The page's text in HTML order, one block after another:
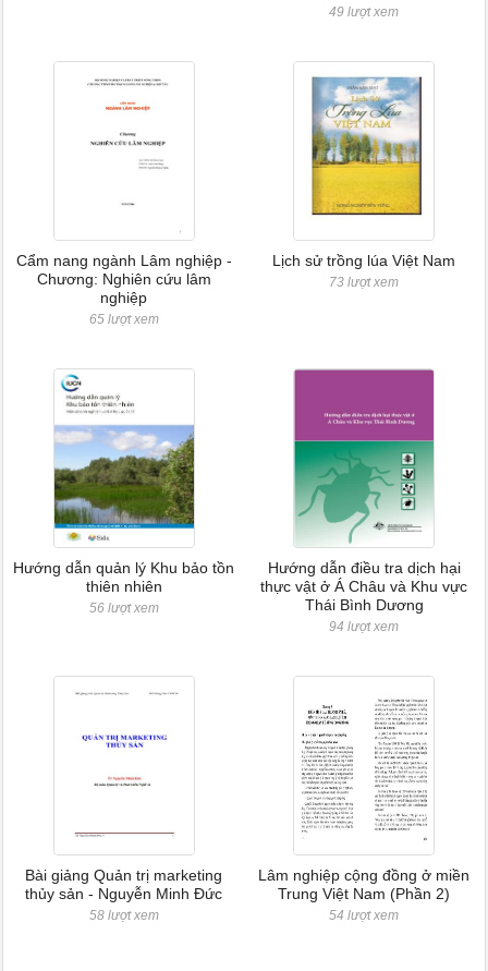
49 lượt xem
Cẩm nang ngành Lâm nghiệp -
Chương: Nghiên cứu lâm
nghiệp
65 lượt xem
Lịch sử trồng lúa Việt Nam
73 lượt xem
Hướng dẫn quản lý Khu bảo tồn
thiên nhiên
56 lượt xem
Hướng dẫn điều tra dịch hại
thực vật ở Á Châu và Khu vực
Thái Bình Dương
94 lượt xem
Bài giảng Quản trị marketing
thủy sản - Nguyễn Minh Đức
58 lượt xem
Lâm nghiệp cộng đồng ở miền
Trung Việt Nam (Phần 2)
54 lượt xem